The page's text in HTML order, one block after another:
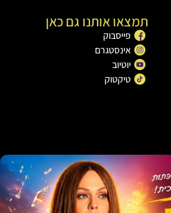
תמצאו אותנו גם כאן
פייסבוק
אינסטגרם
יוטיוב
טיקטוק